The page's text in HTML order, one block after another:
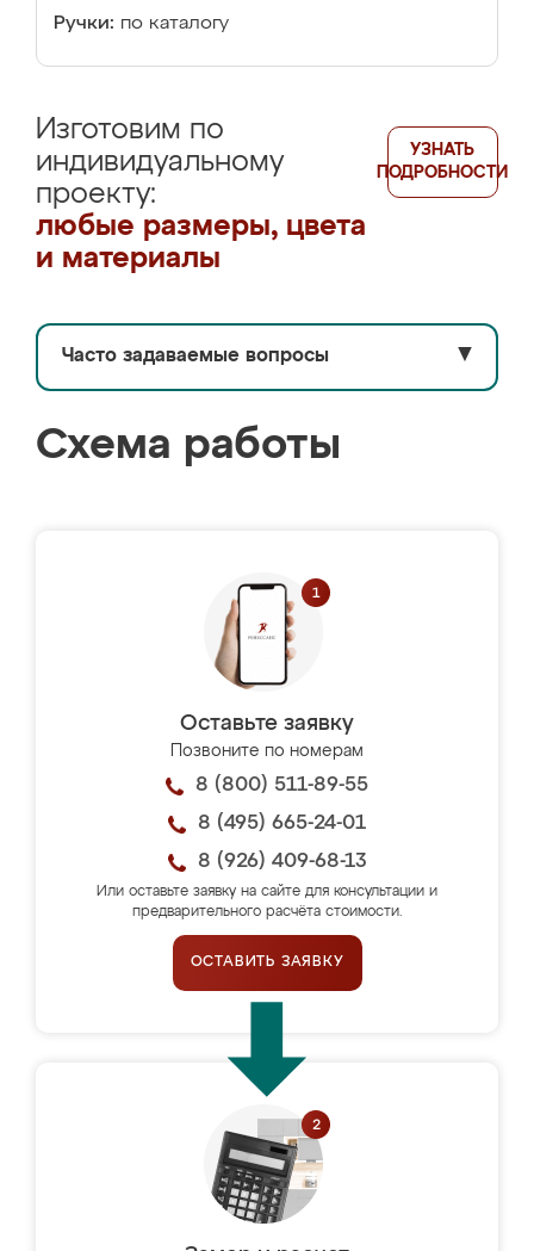
Ручки: по каталогу
Изготовим по
индивидуальному
проекту:
любые размеры, цвета
и материалы
УЗНАТЬ
ПОДРОБНОСТИ
Часто задаваемые вопросы ▼
Схема работы
Оставьте заявку
Позвоните по номерам
8 (800) 511-89-55
8 (495) 665-24-01
8 (926) 409-68-13
Или оставьте заявку на сайте для консультации и
предварительного расчёта стоимости.
ОСТАВИТЬ ЗАЯВКУ